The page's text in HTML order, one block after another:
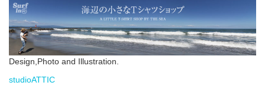
Design,Photo and Illustration.
studioATTIC